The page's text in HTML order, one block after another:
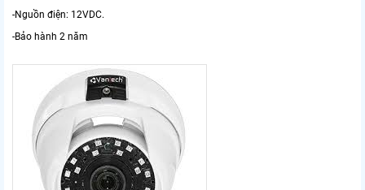
-Nguồn điện: 12VDC.
-Bảo hành 2 năm